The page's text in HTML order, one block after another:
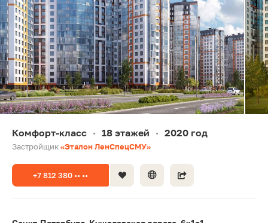
Комфорт-класс • 18 этажей • 2020 год
Застройщик«Эталон ЛенСпецСМУ»
+7 812 380 •• ••